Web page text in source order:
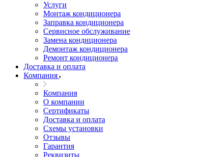
Услуги
Монтаж кондиционера
Заправка кондиционера
Сервисное обслуживание
Замена кондиционера
Демонтаж кондиционера
Ремонт кондиционера
Доставка и оплата
Компания
Компания
О компании
Сертификаты
Доставка и оплата
Схемы установки
Отзывы
Гарантия
Реквизиты